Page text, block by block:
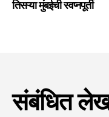
तिसऱ्या मुंबईची स्वप्नपूर्ती
संबंधित लेख